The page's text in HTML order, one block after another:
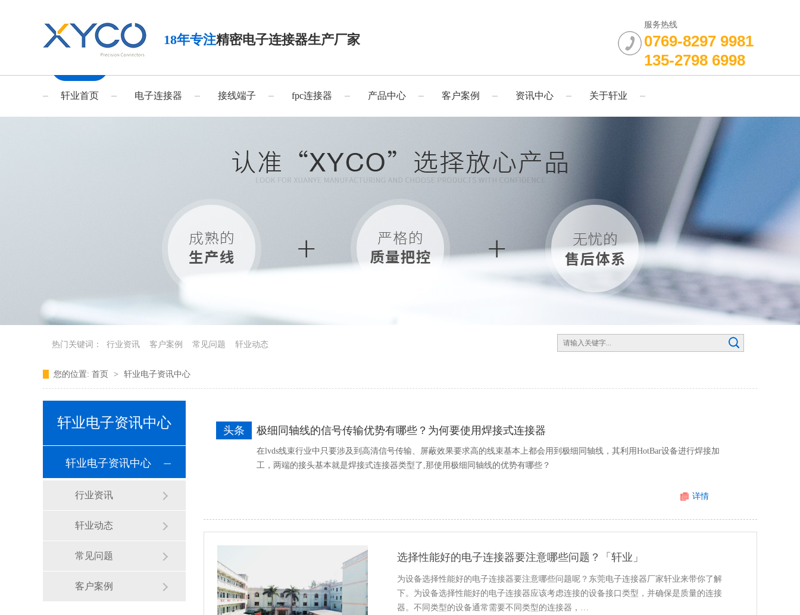
18年专注精密电子连接器生产厂家
服务热线
0769-8297 9981
135-2798 6998
轩业首页 电子连接器 接线端子 fpc连接器 产品中心 客户案例 资讯中心 关于轩业
热门关键词： 行业资讯 客户案例 常见问题 轩业动态
您的位置: 首页 > 轩业电子资讯中心
轩业电子资讯中心
轩业电子资讯中心
行业资讯
轩业动态
常见问题
客户案例
极细同轴线的信号传输优势有哪些？为何要使用焊接式连接器
头条
在lvds线束行业中只要涉及到高清信号传输、屏蔽效果要求高的线束基本上都会用到极细同轴线，其利用HotBar设备进行焊接加
工，两端的接头基本就是焊接式连接器类型了,那使用极细同轴线的优势有哪些？
详情
选择性能好的电子连接器要注意哪些问题？「轩业」
为设备选择性能好的电子连接器要注意哪些问题呢？东莞电子连接器厂家轩业来带你了解
下。为设备选择性能好的电子连接器应该考虑连接的设备接口类型，并确保是质量的连接
器。不同类型的设备通常需要不同类型的连接器，…